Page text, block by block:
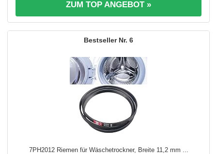
ZUM TOP ANGEBOT »
6
7PH2012 Riemen für Wäschetrockner, Breite 11,2 mm ...